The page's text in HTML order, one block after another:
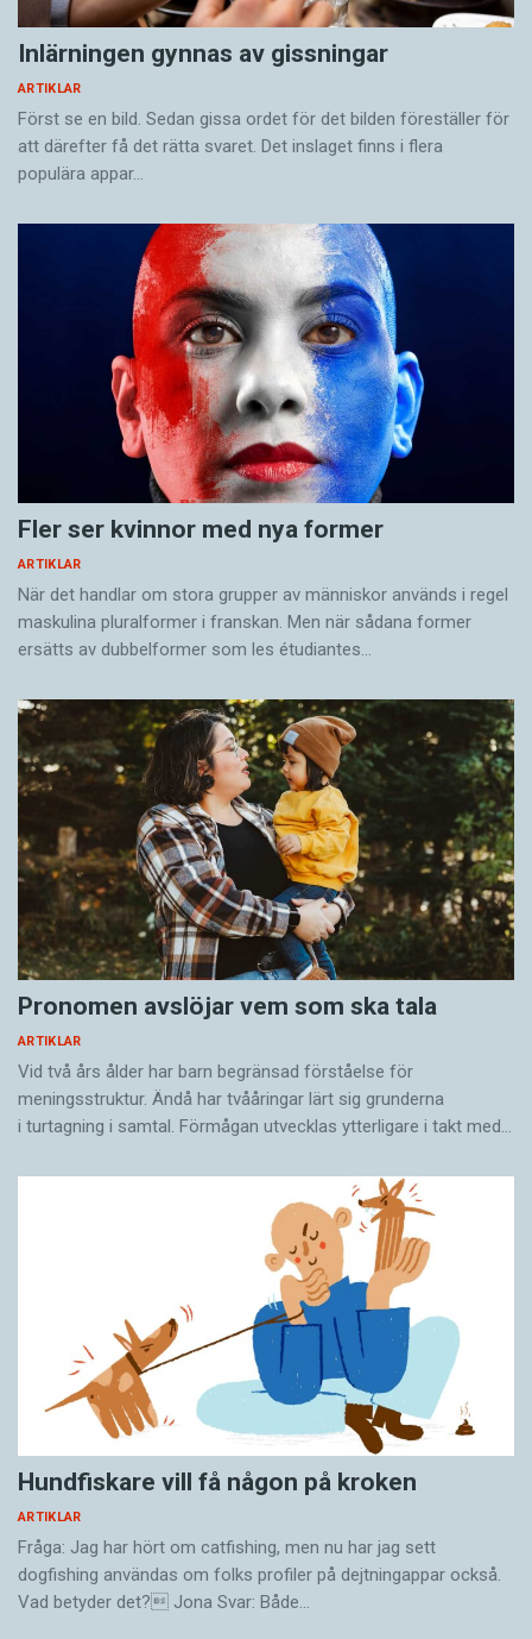
Inlärningen gynnas av gissningar
ARTIKLAR
Först se en bild. Sedan gissa ordet för det bilden föreställer för
att därefter få det rätta svaret. Det inslaget finns i flera
populära appar…
Fler ser kvinnor med nya former
ARTIKLAR
När det handlar om stora grupper av människor används i regel
maskulina pluralformer i franskan. Men när sådana ­former
ersätts av dubbel­former som les étudiantes…
Pronomen avslöjar vem som ska tala
ARTIKLAR
Vid två års ålder har barn begränsad förståelse för
meningsstruktur. Ändå har tvååringar lärt sig grunderna
i turtagning i samtal. Förmågan utvecklas ytterligare i takt med…
Hundfiskare vill få någon på kroken
ARTIKLAR
Fråga: Jag har hört om catfishing, men nu har jag sett
dogfishing användas om folks profiler på dejtningappar också.
Vad betyder det? Jona Svar: Både…